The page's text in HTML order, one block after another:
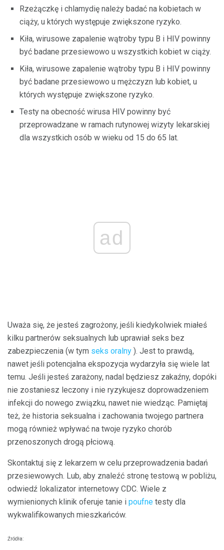
Rzeżączkę i chlamydię należy badać na kobietach w
ciąży, u których występuje zwiększone ryzyko.
Kiła, wirusowe zapalenie wątroby typu B i HIV powinny
być badane przesiewowo u wszystkich kobiet w ciąży.
Kiła, wirusowe zapalenie wątroby typu B i HIV powinny
być badane przesiewowo u mężczyzn lub kobiet, u
których występuje zwiększone ryzyko.
Testy na obecność wirusa HIV powinny być
przeprowadzane w ramach rutynowej wizyty lekarskiej
dla wszystkich osób w wieku od 15 do 65 lat.
ad
Uważa się, że jesteś zagrożony, jeśli kiedykolwiek miałeś
kilku partnerów seksualnych lub uprawiał seks bez
zabezpieczenia (w tym seks oralny ). Jest to prawdą,
nawet jeśli potencjalna ekspozycja wydarzyła się wiele lat
temu. Jeśli jesteś zarażony, nadal będziesz zakaźny, dopóki
nie zostaniesz leczony i nie ryzykujesz doprowadzeniem
infekcji do nowego związku, nawet nie wiedząc. Pamiętaj
też, że historia seksualna i zachowania twojego partnera
mogą również wpływać na twoje ryzyko chorób
przenoszonych drogą płciową.
Skontaktuj się z lekarzem w celu przeprowadzenia badań
przesiewowych. Lub, aby znaleźć stronę testową w pobliżu,
odwiedź lokalizator internetowy CDC. Wiele z
wymienionych klinik oferuje tanie i poufne testy dla
wykwalifikowanych mieszkańców.
Źródła: